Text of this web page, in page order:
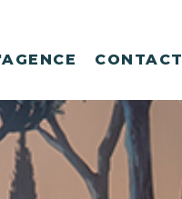
CONTACT